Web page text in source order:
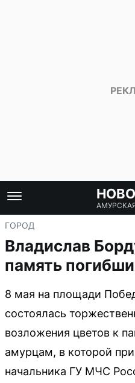
ГОРОД
Владислав
память
8 мая на площади
состоялась
возложения цветов к
амурцам, в которой
начальника ГУ МЧС